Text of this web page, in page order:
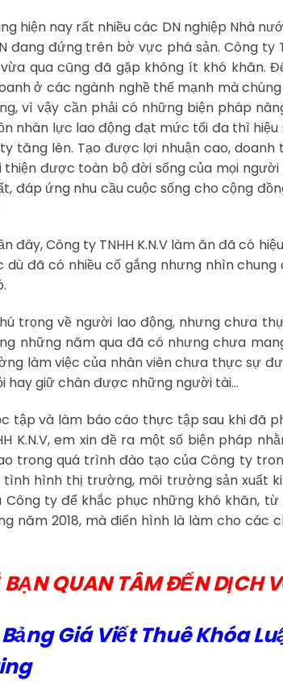
hiện nay rất nhiều các DN nghiệp Nhà
đang đứng trên bờ vực phá sản. Công ty
qua cũng đã gặp không ít khó khăn.
ở các ngành nghề thế mạnh mà
vì vậy cần phải có những biện pháp
nhân lực lao động đạt mức tối đa thì
tăng lên. Tạo được lợi nhuận cao,
thiện được toàn bộ đời sống của mọi
đáp ứng nhu cầu cuộc sống cho cộng
đây, Công ty TNHH K.N.V làm ăn đã có
dù đã có nhiều cố gắng nhưng nhìn
trọng về người lao động, nhưng chưa
những năm qua đã có nhưng chưa
làm việc của nhân viên chưa thực sự
hay giữ chân được những người tài…
tập và làm báo cáo thực tập sau khi đã
K.N.V, em xin đề ra một số biện pháp
trong quá trình đào tạo của Công ty
hình thị trường, môi trường sản xuất
Công ty để khắc phục những khó khăn,
năm 2018, mà điển hình là làm cho các
BẠN QUAN TÂM ĐẾN DỊCH
Bảng Giá Viết Thuê Khóa